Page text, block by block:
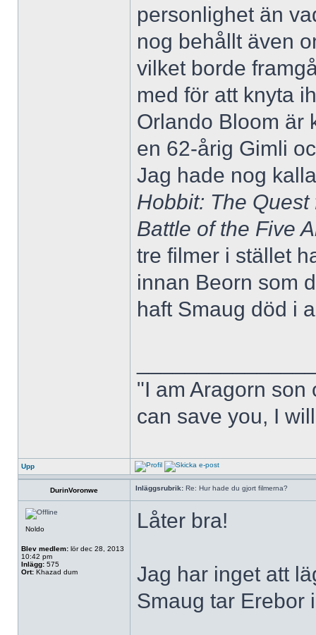
personlighet än
nog behållt även
vilket borde
med för att knyta
Orlando Bloom är
en 62-årig Gimli
Jag hade nog
Hobbit: The Quest
Battle of the Five
tre filmer i stället
innan Beorn som
haft Smaug död i
"I am Aragorn son
can save you, I
Upp
DurinVoronwe Inläggsrubrik: Re: Hur hade du gjort filmerna?
Noldo
Blev medlem: lör dec 28, 2013
10:42 pm
Inlägg: 575
Ort: Khazad dum
Låter bra!
Jag har inget att
Smaug tar Erebor